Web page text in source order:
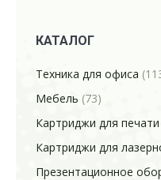
КАТАЛОГ
Техника для офиса
Мебель (73)
Картриджи для печати
Картриджи для
Презентационное